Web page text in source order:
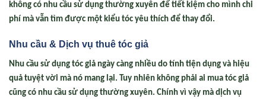
không có nhu cầu sử dụng thường xuyên để tiết kiệm cho mình chi
phí mà vẫn tìm được một kiểu tóc yêu thích để thay đổi.
Nhu cầu & Dịch vụ thuê tóc giả
Nhu cầu sử dụng tóc giả ngày càng nhiều do tính tiện dụng và hiệu
quả tuyệt vời mà nó mang lại. Tuy nhiên không phải ai mua tóc giả
cũng có nhu cầu sử dụng thường xuyên. Chính vì vậy mà dịch vụ